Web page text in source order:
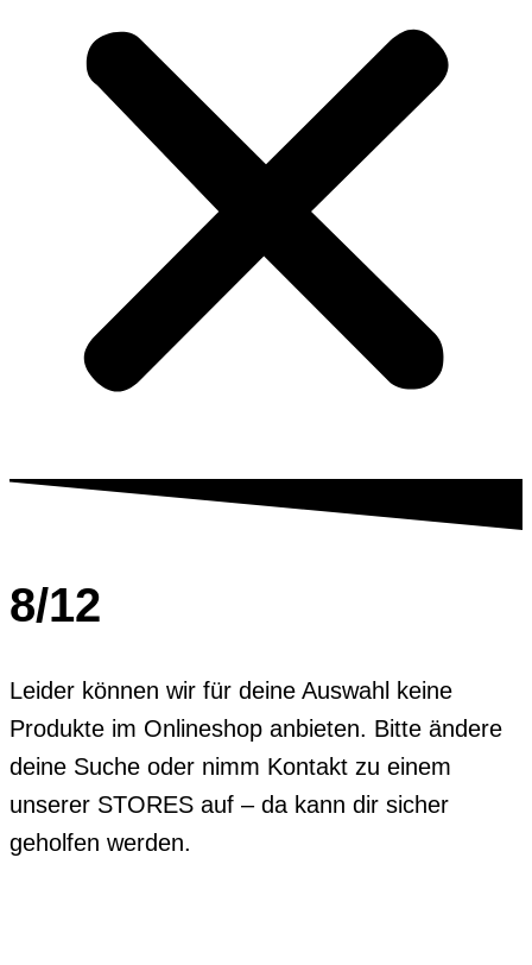
8/12
Leider können wir für deine Auswahl keine
Produkte im Onlineshop anbieten. Bitte ändere
deine Suche oder nimm Kontakt zu einem
unserer STORES auf – da kann dir sicher
geholfen werden.